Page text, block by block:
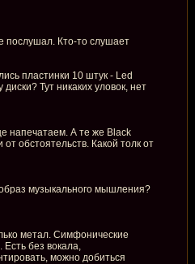
послушал. Кто-то слушает
пластинки 10 штук - Led
Тут никаких уловок, нет
напечатаем. А те же Black
обстоятельств. Какой толк от
музыкального мышления?
метал. Симфонические
Есть без вокала,
можно добиться